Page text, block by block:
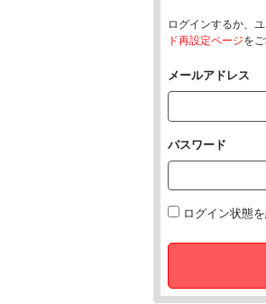
ログインするか、
ド再設定ページを
メールアドレス
パスワード
ログイン状態